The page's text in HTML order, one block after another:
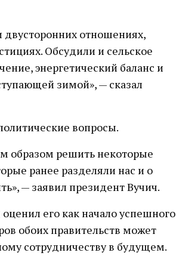
отношениях,
Обсудили и сельское
энергетический баланс и
зимой», — сказал
вопросы.
образом решить некоторые
ранее разделяли нас и о
— заявил президент Вучич.
его как начало успешного
обоих правительств может
сотрудничеству в будущем.